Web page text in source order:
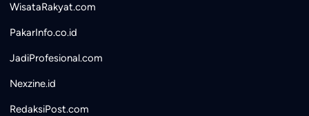
WisataRakyat.com
PakarInfo.co.id
JadiProfesional.com
Nexzine.id
RedaksiPost.com